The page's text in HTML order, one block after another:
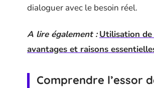
dialoguer avec le besoin réel.
A lire également : Utilisation de
avantages et raisons
Comprendre l’essor